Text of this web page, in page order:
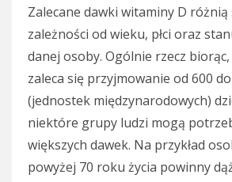
Zalecane dawki witaminy D różnią
zależności od wieku, płci oraz
danej osoby. Ogólnie rzecz biorąc,
zaleca się przyjmowanie od 600
(jednostek międzynarodowych)
niektóre grupy ludzi mogą
większych dawek. Na przykład
powyżej 70 roku życia powinny